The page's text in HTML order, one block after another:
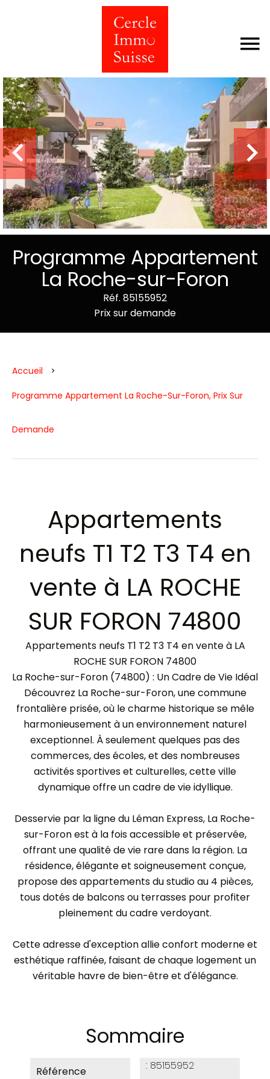
Programme Appartement
La Roche-sur-Foron
Réf. 85155952
Prix sur demande
Accueil
Programme Appartement La Roche-Sur-Foron, Prix Sur
Demande
Appartements
neufs T1 T2 T3 T4 en
vente à LA ROCHE
SUR FORON 74800
Appartements neufs T1 T2 T3 T4 en vente à LA
ROCHE SUR FORON 74800
La Roche-sur-Foron (74800) : Un Cadre de Vie Idéal
Découvrez La Roche-sur-Foron, une commune
frontalière prisée, où le charme historique se mêle
harmonieusement à un environnement naturel
exceptionnel. À seulement quelques pas des
commerces, des écoles, et des nombreuses
activités sportives et culturelles, cette ville
dynamique offre un cadre de vie idyllique.
Desservie par la ligne du Léman Express, La Roche-
sur-Foron est à la fois accessible et préservée,
offrant une qualité de vie rare dans la région. La
résidence, élégante et soigneusement conçue,
propose des appartements du studio au 4 pièces,
tous dotés de balcons ou terrasses pour profiter
pleinement du cadre verdoyant.
Cette adresse d'exception allie confort moderne et
esthétique raffinée, faisant de chaque logement un
véritable havre de bien-être et d'élégance.
Sommaire
Référence 85155952